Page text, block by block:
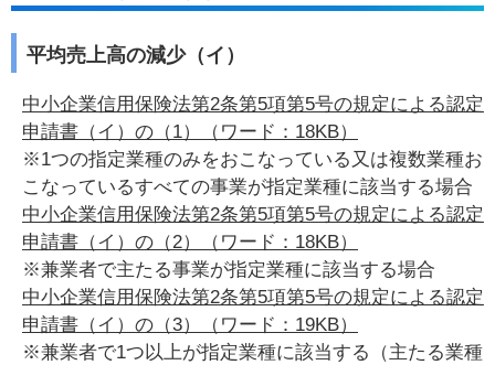
平均売上高の減少（イ）
中小企業信用保険法第2条第5項第5号の規定による認定
申請書（イ）の（1）（ワード：18KB）
※1つの指定業種のみをおこなっている又は複数業種お
こなっているすべての事業が指定業種に該当する場合
中小企業信用保険法第2条第5項第5号の規定による認定
申請書（イ）の（2）（ワード：18KB）
※兼業者で主たる事業が指定業種に該当する場合
中小企業信用保険法第2条第5項第5号の規定による認定
申請書（イ）の（3）（ワード：19KB）
※兼業者で1つ以上が指定業種に該当する（主たる業種